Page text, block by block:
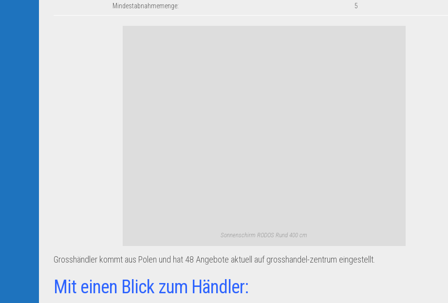
Mindestabnahmemenge: 5
Sonnenschirm RODOS Rund 400 cm
Grosshändler kommt aus Polen und hat 48 Angebote aktuell auf grosshandel-zentrum eingestellt.
Mit einen Blick zum Händler: